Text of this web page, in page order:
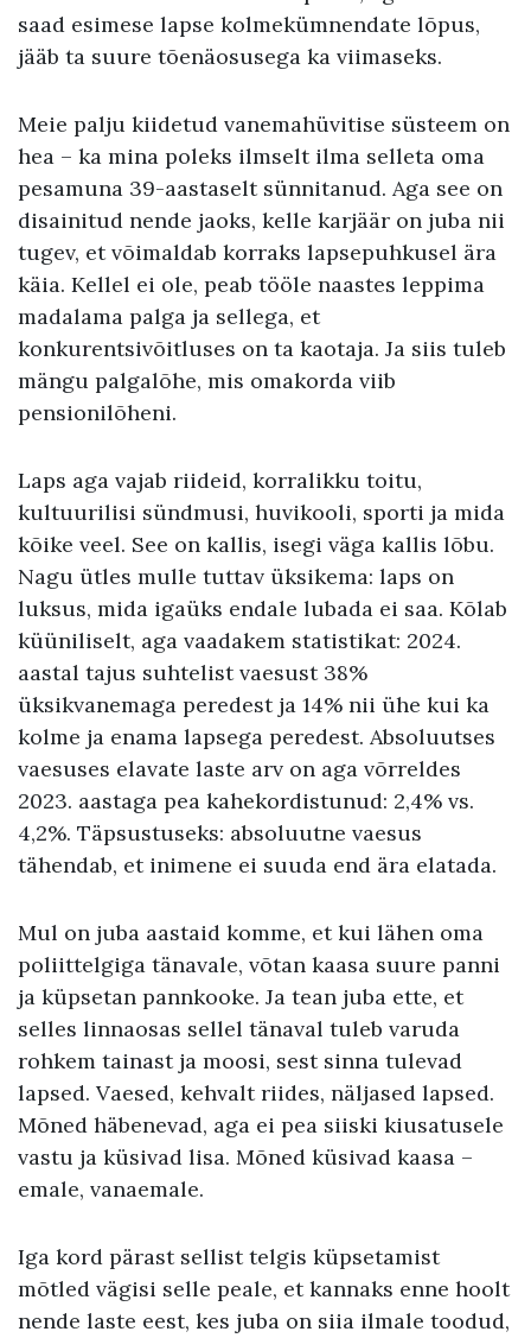
saad esimese lapse kolmekümnendate lõpus,
jääb ta suure tõenäosusega ka viimaseks.
Meie palju kiidetud vanemahüvitise süsteem on
hea – ka mina poleks ilmselt ilma selleta oma
pesamuna 39-aastaselt sünnitanud. Aga see on
disainitud nende jaoks, kelle karjäär on juba nii
tugev, et võimaldab korraks lapsepuhkusel ära
käia. Kellel ei ole, peab tööle naastes leppima
madalama palga ja sellega, et
konkurentsivõitluses on ta kaotaja. Ja siis tuleb
mängu palgalõhe, mis omakorda viib
pensionilõheni.
Laps aga vajab riideid, korralikku toitu,
kultuurilisi sündmusi, huvikooli, sporti ja mida
kõike veel. See on kallis, isegi väga kallis lõbu.
Nagu ütles mulle tuttav üksikema: laps on
luksus, mida igaüks endale lubada ei saa. Kõlab
küüniliselt, aga vaadakem statistikat: 2024.
aastal tajus suhtelist vaesust 38%
üksikvanemaga peredest ja 14% nii ühe kui ka
kolme ja enama lapsega peredest. Absoluutses
vaesuses elavate laste arv on aga võrreldes
2023. aastaga pea kahekordistunud: 2,4% vs.
4,2%. Täpsustuseks: absoluutne vaesus
tähendab, et inimene ei suuda end ära elatada.
Mul on juba aastaid komme, et kui lähen oma
poliittelgiga tänavale, võtan kaasa suure panni
ja küpsetan pannkooke. Ja tean juba ette, et
selles linnaosas sellel tänaval tuleb varuda
rohkem tainast ja moosi, sest sinna tulevad
lapsed. Vaesed, kehvalt riides, näljased lapsed.
Mõned häbenevad, aga ei pea siiski kiusatusele
vastu ja küsivad lisa. Mõned küsivad kaasa –
emale, vanaemale.
Iga kord pärast sellist telgis küpsetamist
mõtled vägisi selle peale, et kannaks enne hoolt
nende laste eest, kes juba on siia ilmale toodud,